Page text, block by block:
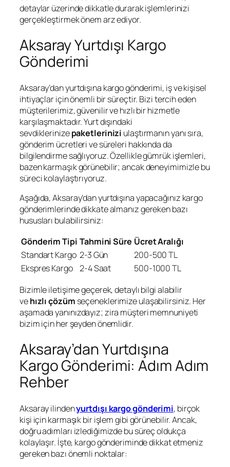
detaylar üzerinde dikkatle durarak işlemlerinizi
gerçekleştirmek önem arz ediyor.
Aksaray Yurtdışı Kargo
Gönderimi
Aksaray’dan yurtdışına kargo gönderimi, iş ve kişisel
ihtiyaçlar için önemli bir süreçtir. Bizi tercih eden
müşterilerimiz, güvenilir ve hızlı bir hizmetle
karşılaşmaktadır. Yurt dışındaki
sevdiklerinizepaketlerinizi ulaştırmanın yanı sıra,
gönderim ücretleri ve süreleri hakkında da
bilgilendirme sağlıyoruz. Özellikle gümrük işlemleri,
bazen karmaşık görünebilir; ancak deneyimimizle bu
süreci kolaylaştırıyoruz.
Aşağıda, Aksaray’dan yurtdışına yapacağınız kargo
gönderimlerinde dikkate almanız gereken bazı
hususları bulabilirsiniz:
Gönderim Tipi Tahmini Süre Ücret Aralığı
Standart Kargo 2-3 Gün
200-500 TL
Ekspres Kargo
2-4 Saat
500-1000 TL
Bizimle iletişime geçerek, detaylı bilgi alabilir
vehızlı çözüm seçeneklerimize ulaşabilirsiniz. Her
aşamada yanınızdayız; zira müşteri memnuniyeti
bizim için her şeyden önemlidir.
Aksaray’dan Yurtdışına
Kargo Gönderimi: Adım Adım
Rehber
Aksaray ilindenyurtdışı kargo gönderimi, birçok
kişi için karmaşık bir işlem gibi görünebilir. Ancak,
doğru adımları izlediğimizde bu süreç oldukça
kolaylaşır. İşte, kargo gönderiminde dikkat etmeniz
gereken bazı önemli noktalar: